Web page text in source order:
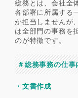
総務とは、会社全
各部署に所属する
か担当しませんが
は全部門の事務を
のが特徴です。
＃総務事務の仕
・文書作成